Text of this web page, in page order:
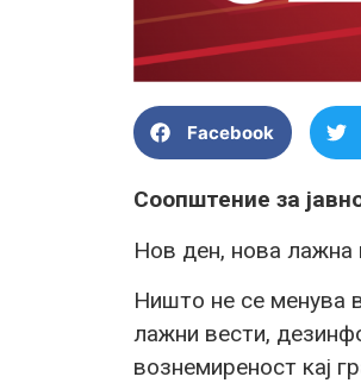
Facebook
Соопштение за
Нов ден, нова
Ништо не се менува
лажни вести,
вознемиреност кај